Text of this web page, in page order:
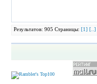
Результатов: 905 Страницы: [1] [..]